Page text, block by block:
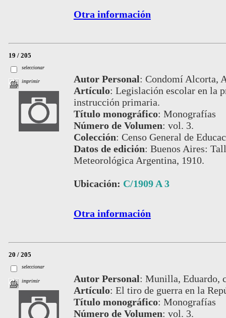
Otra información
19 / 205
seleccionar
imprimir Autor Personal: Condomí Alcorta,
Artículo: Legislación escolar en la
instrucción primaria.
Título monográfico: Monografías
Número de Volumen: vol. 3.
Colección: Censo General de
Datos de edición: Buenos Aires:
Meteorológica Argentina, 1910.
Ubicación: C/1909 A 3
Otra información
20 / 205
seleccionar
imprimir Autor Personal: Munilla, Eduardo,
Artículo: El tiro de guerra en la
Título monográfico: Monografías
Número de Volumen: vol. 3.